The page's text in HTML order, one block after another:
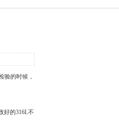
验的时候，
好的316L不